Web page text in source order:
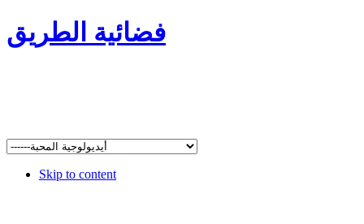
فضائية الطريق
Skip to content